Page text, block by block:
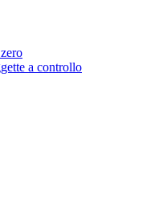
a controllo